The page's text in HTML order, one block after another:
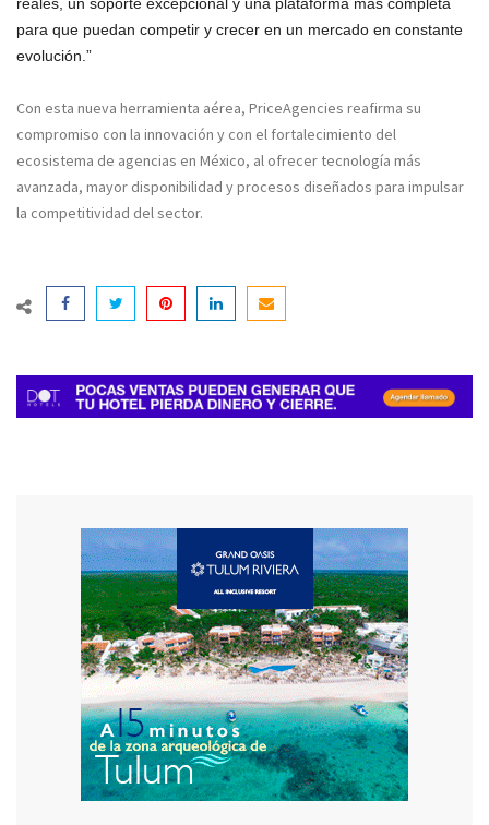
para que puedan competir y crecer en un mercado en constante
evolución.”
Con esta nueva herramienta aérea, PriceAgencies reafirma su
compromiso con la innovación y con el fortalecimiento del
ecosistema de agencias en México, al ofrecer tecnología más
avanzada, mayor disponibilidad y procesos diseñados para impulsar
la competitividad del sector.